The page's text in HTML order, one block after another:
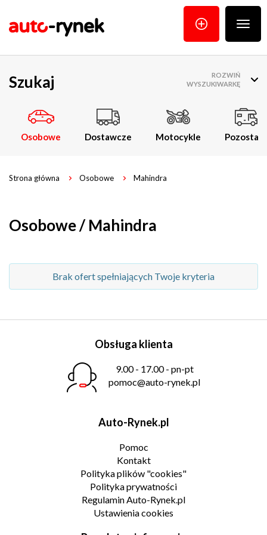
menu
Szukaj
Osobowe Dostawcze Motocykle Pozostałe
ROZWIŃ
WYSZUKIWARKĘ
Strona główna Osobowe Mahindra
Osobowe / Mahindra
Brak ofert spełniających Twoje kryteria
Obsługa klienta
9.00 - 17.00 - pn-pt
pomoc@auto-rynek.pl
Auto-Rynek.pl
Pomoc
Kontakt
Polityka plików "cookies"
Polityka prywatności
Regulamin Auto-Rynek.pl
Ustawienia cookies